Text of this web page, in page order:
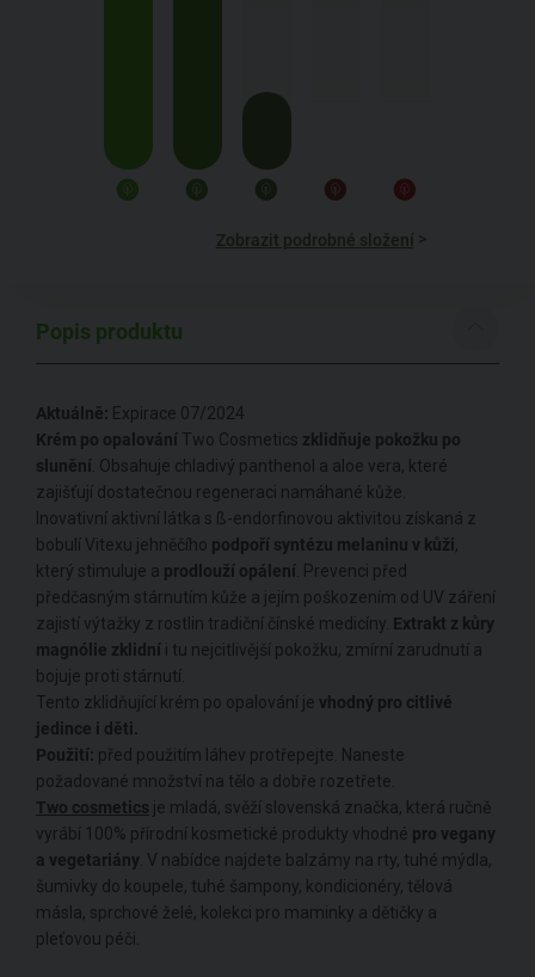
Zobrazit podrobné složení >
Popis produktu
Aktuálně: Expirace 07/2024
Krém po opalování Two Cosmetics zklidňuje pokožku po
slunění . Obsahuje chladivý panthenol a aloe vera, které
zajišťují dostatečnou regeneraci namáhané kůže.
Inovativní aktivní látka s ß-endorfinovou aktivitou získaná z
bobulí Vitexu jehněčího podpoří syntézu melaninu v kůži,
který stimuluje a prodlouží opálení . Prevenci před
předčasným stárnutím kůže a jejím poškozením od UV záření
zajistí výtažky z rostlin tradiční čínské medicíny. Extrakt z kůry
magnólie zklidní i tu nejcitlivější pokožku, zmírní zarudnutí a
bojuje proti stárnutí.
Tento zklidňující krém po opalování je vhodný pro citlivé
jedince i děti.
Použití: před použitím láhev protřepejte. Naneste
požadované množství na tělo a dobře rozetřete.
Two cosmetics je mladá, svěží slovenská značka, která ručně
vyrábí 100% přírodní kosmetické produkty vhodné pro vegany
a vegetariány . V nabídce najdete balzámy na rty, tuhé mýdla,
šumivky do koupele, tuhé šampony, kondicionéry, tělová
másla, sprchové želé, kolekci pro maminky a dětičky a
pleťovou péči.